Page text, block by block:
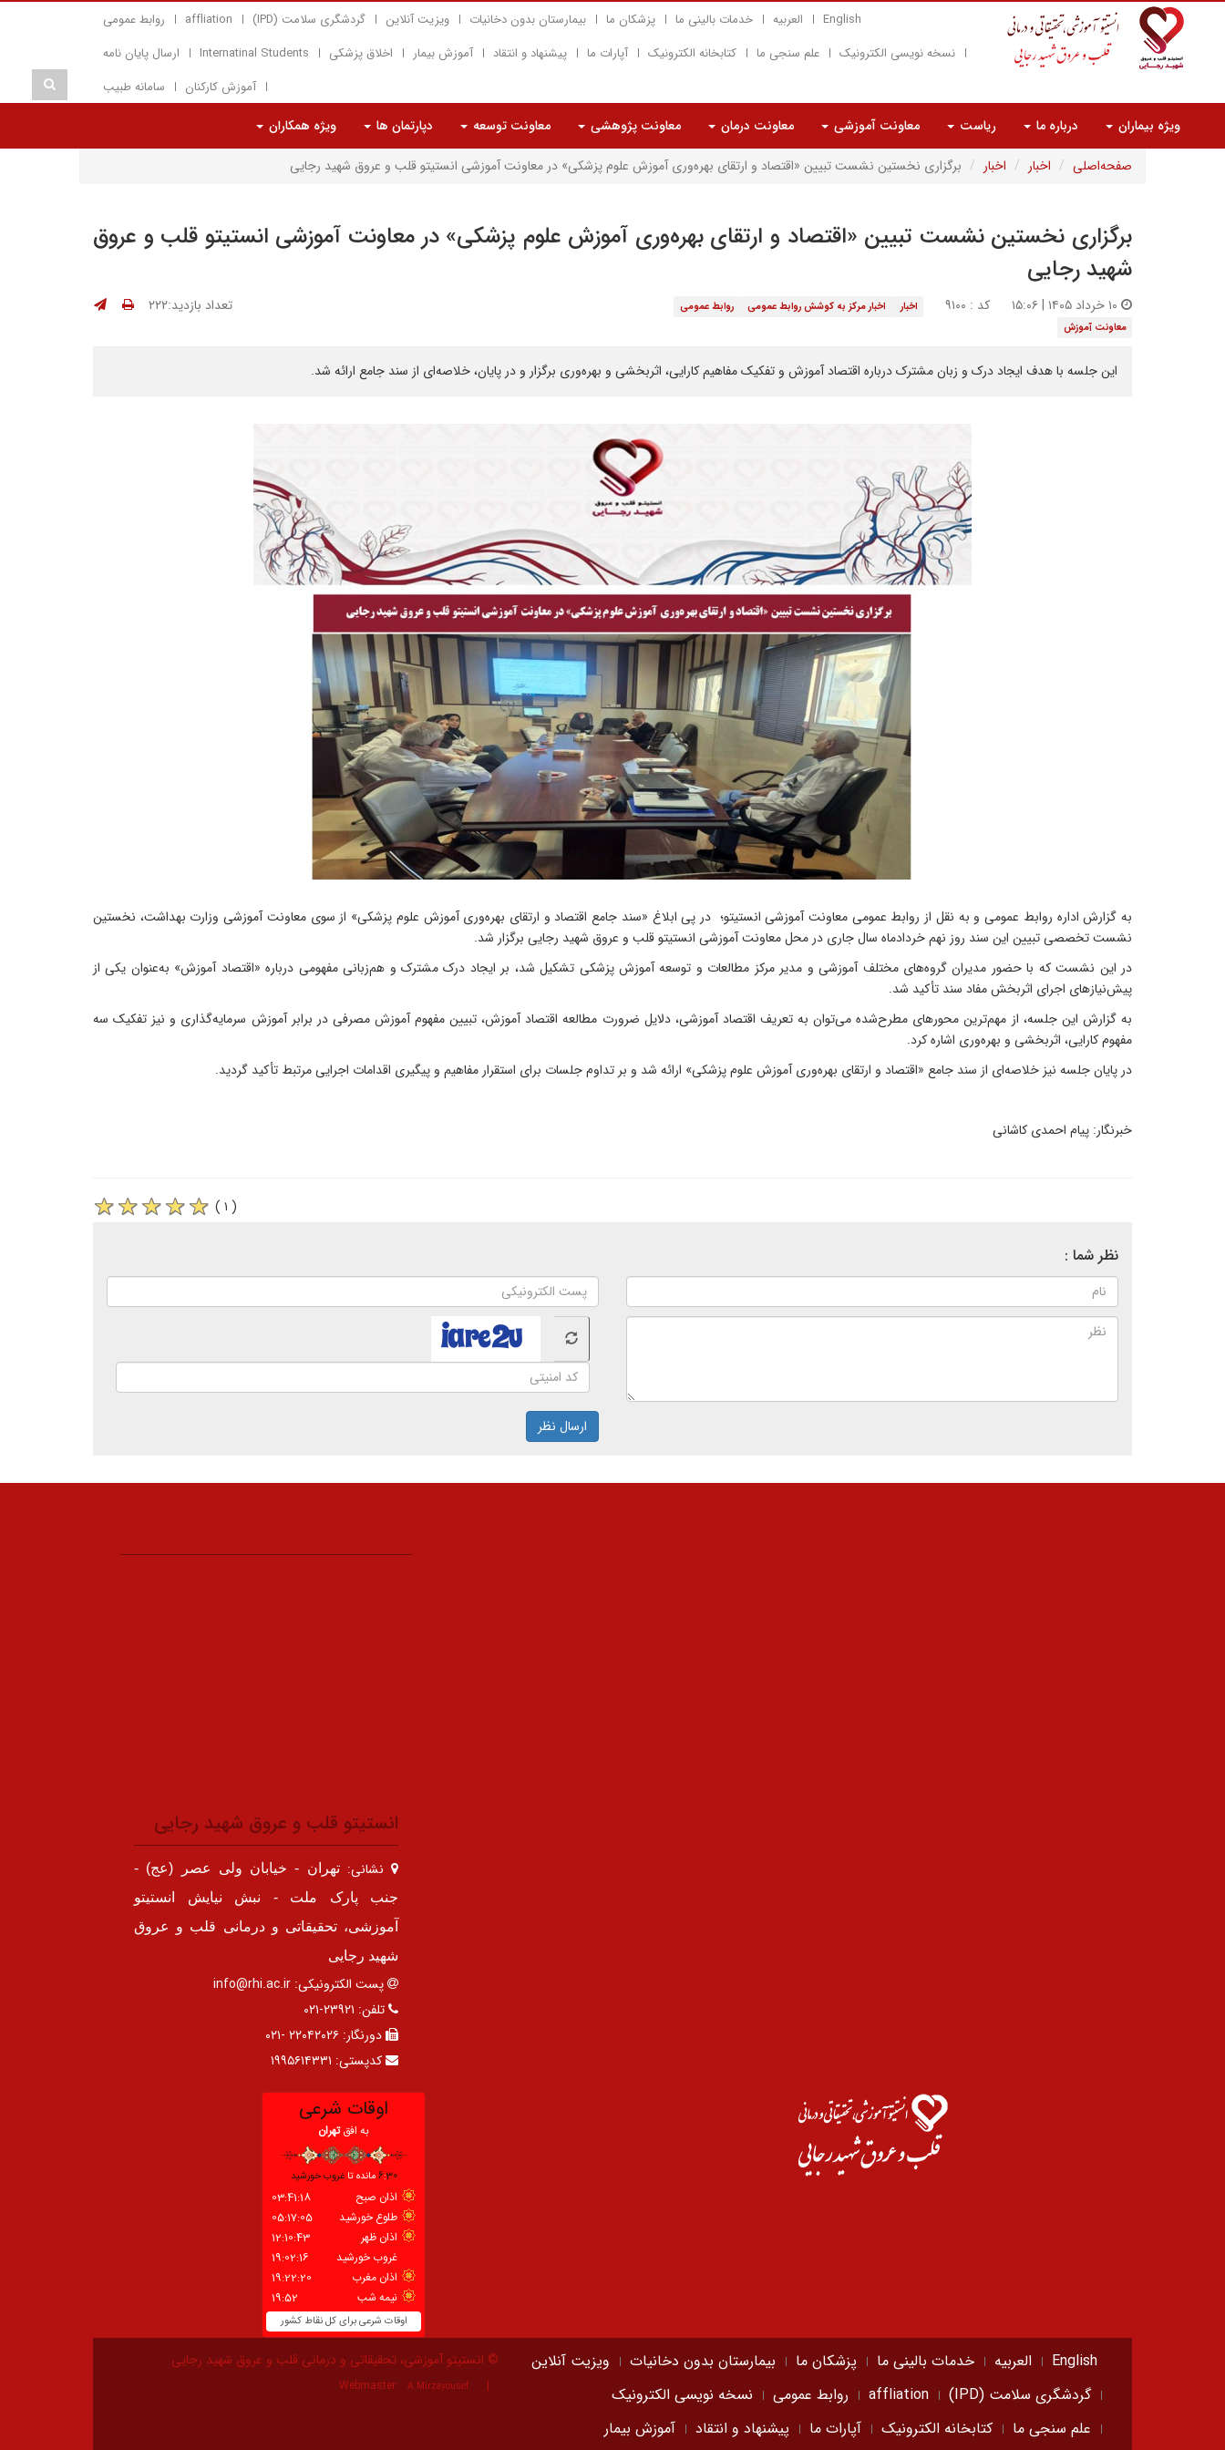
English العربیه خدمات بالینی ما پزشکان ما بیمارستان بدون دخانیات ویزیت آنلاین گردشگری سلامت (IPD) affliation
روابط عمومی
نسخه نویسی الکترونیک
علم سنجی ما کتابخانه الکترونیک آپارات ما پیشنهاد و انتقاد آموزش بیمار اخلاق پزشکی Internatinal Students
ارسال پایان نامه
آموزش کارکنان
سامانه طبیب
ویژه بیماران درباره ما ریاست معاونت آموزشی معاونت درمان معاونت پژوهشی معاونت توسعه دپارتمان ها
ویژه همکاران
صفحه‌اصلی
اخبار اخبار برگزاری نخستین نشست تبیین «اقتصاد و ارتقای بهره‌وری آموزش علوم پزشکی» در معاونت آموزشی انستیتو قلب و عروق شهید رجایی
برگزاری نخستین نشست تبیین «اقتصاد و ارتقای بهره‌وری آموزش علوم پزشکی» در معاونت آموزشی انستیتو قلب و عروق
شهید رجایی
کد : ۹۱۰۰ اخبار اخبار مرکز به کوشش روابط عمومی
روابط عمومی
معاونت آموزش
تعداد بازدید:۲۲۲
این جلسه با هدف ایجاد درک و زبان مشترک درباره اقتصاد آموزش و تفکیک مفاهیم کارایی، اثربخشی و بهره‌وری برگزار و در پایان، خلاصه‌ای از سند جامع ارائه شد.
به گزارش اداره روابط عمومی و به نقل از روابط عمومی معاونت آموزشی انستیتو؛ در پی ابلاغ «سند جامع اقتصاد و ارتقای بهره‌وری آموزش علوم پزشکی» از سوی معاونت آموزشی وزارت بهداشت، نخستین
نشست تخصصی تبیین این سند روز نهم خردادماه سال جاری در محل معاونت آموزشی انستیتو قلب و عروق شهید رجایی برگزار شد.
در این نشست که با حضور مدیران گروه‌های مختلف آموزشی و مدیر مرکز مطالعات و توسعه آموزش پزشکی تشکیل شد، بر ایجاد درک مشترک و هم‌زبانی مفهومی درباره «اقتصاد آموزش» به‌عنوان یکی از
پیش‌نیازهای اجرای اثربخش مفاد سند تأکید شد.
به گزارش این جلسه، از مهم‌ترین محورهای مطرح‌شده می‌توان به تعریف اقتصاد آموزشی، دلایل ضرورت مطالعه اقتصاد آموزش، تبیین مفهوم آموزش مصرفی در برابر آموزش سرمایه‌گذاری و نیز تفکیک سه
مفهوم کارایی، اثربخشی و بهره‌وری اشاره کرد.
در پایان جلسه نیز خلاصه‌ای از سند جامع «اقتصاد و ارتقای بهره‌وری آموزش علوم پزشکی» ارائه شد و بر تداوم جلسات برای استقرار مفاهیم و پیگیری اقدامات اجرایی مرتبط تأکید گردید.
خبرنگار: پیام احمدی کاشانی
( ۱ )
نظر شما :
ارسال نظر
انستیتو قلب و عروق شهید رجایی
نشانی:تهران - خیابان ولی عصر (عج) -
جنب پارک ملت - نبش نیایش انستیتو
آموزشی، تحقیقاتی و درمانی قلب و عروق
شهید رجایی
پست الکترونیکی: info@rhi.ac.ir
تلفن: ۲۳۹۲۱-۰۲۱
دورنگار: ۲۲۰۴۲۰۲۶ -۰۲۱
کدپستی: ۱۹۹۵۶۱۴۳۳۱
English العربیه خدمات بالینی ما پزشکان ما بیمارستان بدون دخانیات
ویزیت آنلاین
گردشگری سلامت (IPD)
affliation روابط عمومی
نسخه نویسی الکترونیک
علم سنجی ما
کتابخانه الکترونیک آپارات ما پیشنهاد و انتقاد آموزش بیمار
© انستیتو آموزشی، تحقیقاتی و درمانی قلب و عروق شهید رجایی
Webmaster: A.Mirzayousef